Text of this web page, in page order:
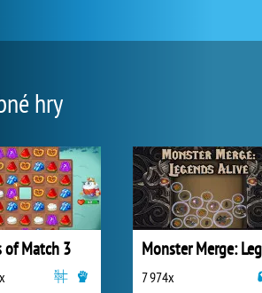
hry
of Match 3
7 974x